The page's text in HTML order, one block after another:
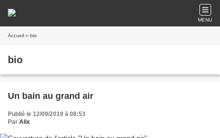
MENU
Accueil » bio
bio
Un bain au grand air
Publié le 12/09/2019 à 08:53
Par Alix